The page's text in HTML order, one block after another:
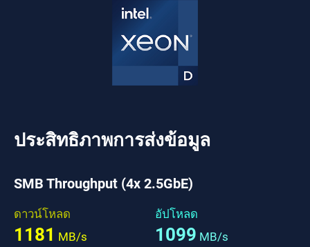
ประสิทธิภาพการส่งข้อมูล
SMB Throughput (4x 2.5GbE)
ดาวน์โหลด
1181 MB/s
อัปโหลด
1099 MB/s